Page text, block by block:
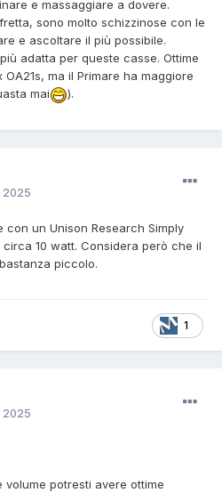
e massaggiare a dovere.
sono molto schizzinose con le
e ascoltare il più possibile.
adatta per queste casse. Ottime
ma il Primare ha maggiore
mai
).
2025
con un Unison Research Simply
10 watt. Considera però che il
piccolo.
1
2025
potresti avere ottime